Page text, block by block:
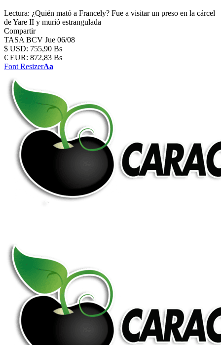
Lectura: ¿Quién mató a Francely? Fue a visitar un preso en la cárcel
de Yare II y murió estrangulada
Compartir
TASA BCV Jue 06/08
$ USD: 755,90 Bs
€ EUR: 872,83 Bs
Font ResizerAa